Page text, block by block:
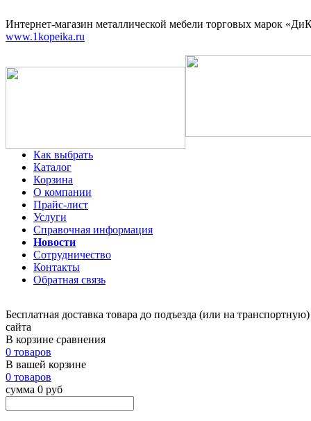
Интернет-магазин металлической мебели торговых марок
www.1kopeika.ru
Как выбрать
Каталог
Корзина
О компании
Прайс-лист
Услуги
Справочная информация
Новости
Сотрудничество
Контакты
Обратная связь
Бесплатная доставка товара до подъезда (или на
сайта
В корзине сравнения
0 товаров
В вашей корзине
0 товаров
сумма 0 руб